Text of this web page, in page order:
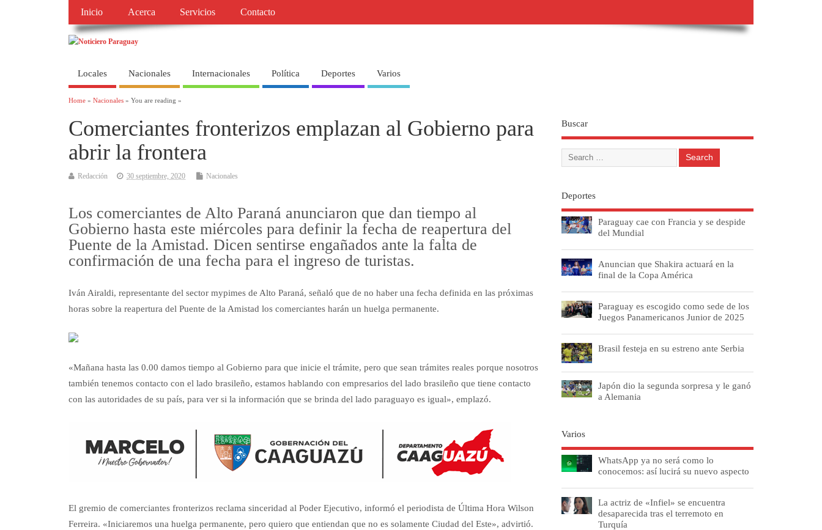
Inicio Acerca Servicios Contacto
Locales Nacionales Internacionales Política Deportes Varios
Home » Nacionales » You are reading »
Comerciantes fronterizos emplazan al Gobierno para
abrir la frontera
Redacción 30 septiembre, 2020 Nacionales
Los comerciantes de Alto Paraná anunciaron que dan tiempo al
Gobierno hasta este miércoles para definir la fecha de reapertura del
Puente de la Amistad. Dicen sentirse engañados ante la falta de
confirmación de una fecha para el ingreso de turistas.
Iván Airaldi, representante del sector mypimes de Alto Paraná, señaló que de no haber una fecha definida en las próximas
horas sobre la reapertura del Puente de la Amistad los comerciantes harán un huelga permanente.
«Mañana hasta las 0.00 damos tiempo al Gobierno para que inicie el trámite, pero que sean trámites reales porque nosotros
también tenemos contacto con el lado brasileño, estamos hablando con empresarios del lado brasileño que tiene contacto
con las autoridades de su país, para ver si la información que se brinda del lado paraguayo es igual», emplazó.
El gremio de comerciantes fronterizos reclama sinceridad al Poder Ejecutivo, informó el periodista de Última Hora Wilson
Ferreira. «Iniciaremos una huelga permanente, pero quiero que entiendan que no es solamente Ciudad del Este», advirtió.
Buscar
Deportes
Paraguay cae con Francia y se despide
del Mundial
Anuncian que Shakira actuará en la
final de la Copa América
Paraguay es escogido como sede de los
Juegos Panamericanos Junior de 2025
Brasil festeja en su estreno ante Serbia
Japón dio la segunda sorpresa y le ganó
a Alemania
Varios
WhatsApp ya no será como lo
conocemos: así lucirá su nuevo aspecto
La actriz de «Infiel» se encuentra
desaparecida tras el terremoto en
Turquía